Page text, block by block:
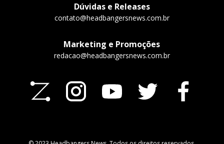
Dúvidas e Releases
contato@headbangersnews.com.br
Marketing e Promoções
redacao@headbangersnews.com.br